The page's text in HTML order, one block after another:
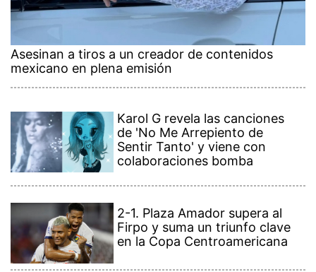
Asesinan a tiros a un creador de contenidos
mexicano en plena emisión
Karol G revela las canciones
de 'No Me Arrepiento de
Sentir Tanto' y viene con
colaboraciones bomba
2-1. Plaza Amador supera al
Firpo y suma un triunfo clave
en la Copa Centroamericana